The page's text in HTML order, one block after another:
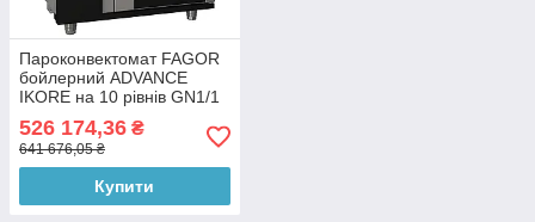
Пароконвектомат FAGOR
бойлерний ADVANCE
IKORE на 10 рівнів GN1/1
APW-101-E R LW S
526 174,36 ₴
641 676,05 ₴
Купити